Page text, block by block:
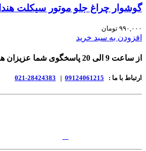
گوشوار چراغ جلو موتور سیکلت
۹۹۰,۰۰۰ تومان
افزودن به سبد خرید
از ساعت 9 الی 20 پاسخگوی شما عزیزان هستیم
ارتباط با ما : 09124061215
|
28424383-021